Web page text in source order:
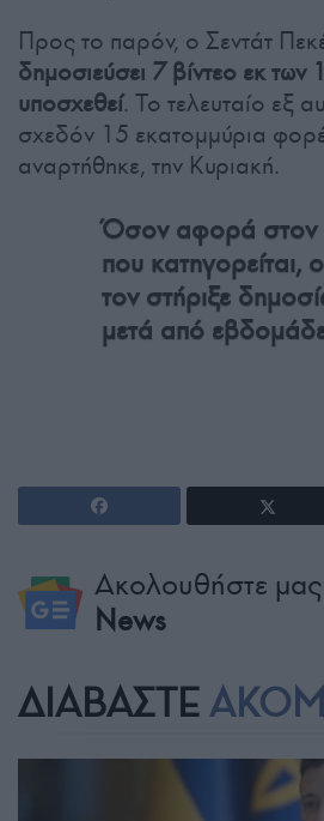
Προς το παρόν, ο Σεντάτ
δημοσιεύσει 7 βίντεο εκ των
υποσχεθεί. Το τελευταίο εξ
σχεδόν 15 εκατομμύρια
αναρτήθηκε, την Κυριακή.
Όσον αφορά στον
που κατηγορείται,
τον στήριξε
μετά από
Ακολουθήστε
News
ΔΙΑΒΑΣΤΕ